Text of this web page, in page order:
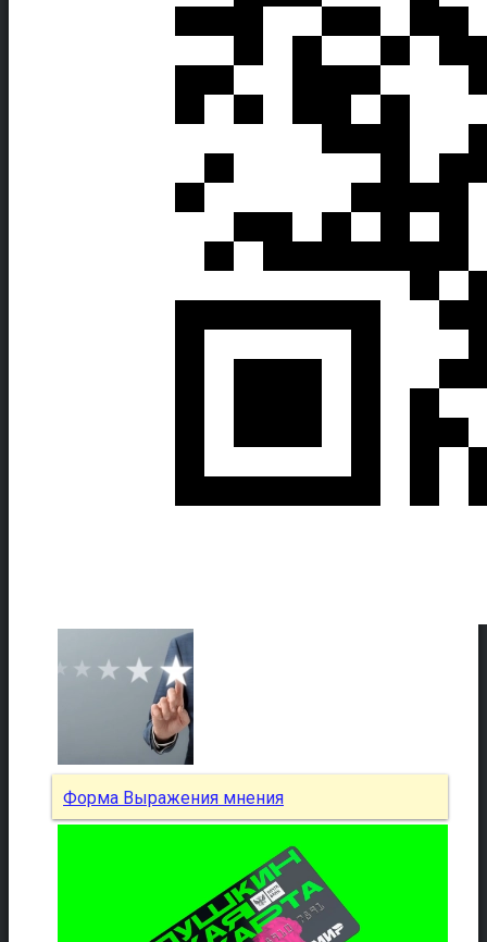
Форма Выражения мнения